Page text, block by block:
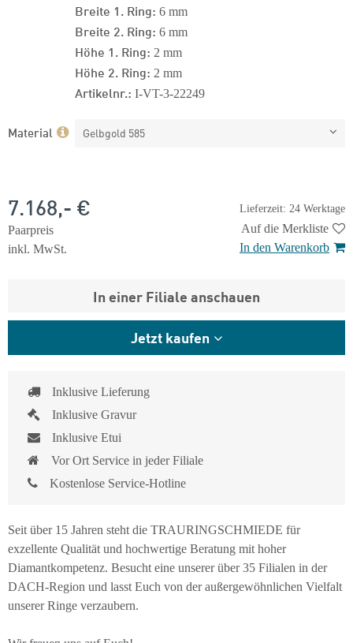
Breite 1. Ring: 6 mm
Breite 2. Ring: 6 mm
Höhe 1. Ring: 2 mm
Höhe 2. Ring: 2 mm
Artikelnr.: I-VT-3-22249
Material Gelbgold 585
Lieferzeit: 24 Werktage
7.168,- €
Paarpreis
inkl. MwSt.
Auf die Merkliste
In den Warenkorb
In einer Filiale anschauen
Jetzt kaufen
Inklusive Lieferung
Inklusive Gravur
Inklusive Etui
Vor Ort Service in jeder Filiale
Kostenlose Service-Hotline
Seit über 15 Jahren steht die TRAURINGSCHMIEDE für
exzellente Qualität und hochwertige Beratung mit hoher
Diamantkompetenz. Besucht eine unserer über 35 Filialen in der
DACH-Region und lasst Euch von der außergewöhnlichen Vielfalt
unserer Ringe verzaubern.